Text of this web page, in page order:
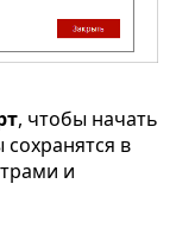
, чтобы начать
в
и